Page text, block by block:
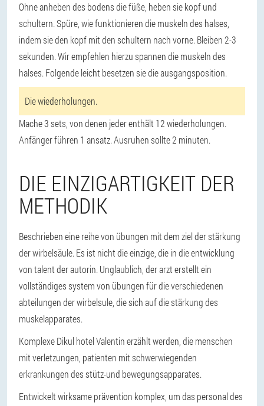
Ohne anheben des bodens die füße, heben sie kopf und
schultern. Spüre, wie funktionieren die muskeln des halses,
indem sie den kopf mit den schultern nach vorne. Bleiben 2-3
sekunden. Wir empfehlen hierzu spannen die muskeln des
halses. Folgende leicht besetzen sie die ausgangsposition.
Die wiederholungen.
Mache 3 sets, von denen jeder enthält 12 wiederholungen.
Anfänger führen 1 ansatz. Ausruhen sollte 2 minuten.
DIE EINZIGARTIGKEIT DER
METHODIK
Beschrieben eine reihe von übungen mit dem ziel der stärkung
der wirbelsäule. Es ist nicht die einzige, die in die entwicklung
von talent der autorin. Unglaublich, der arzt erstellt ein
vollständiges system von übungen für die verschiedenen
abteilungen der wirbelsule, die sich auf die stärkung des
muskelapparates.
Komplexe Dikul hotel Valentin erzählt werden, die menschen
mit verletzungen, patienten mit schwerwiegenden
erkrankungen des stütz-und bewegungsapparates.
Entwickelt wirksame prävention komplex, um das personal des